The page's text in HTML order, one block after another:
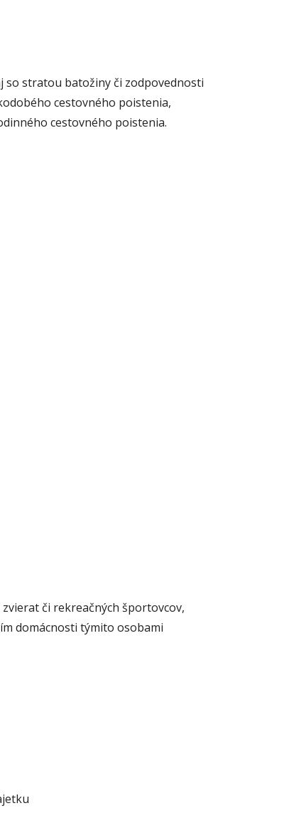
so stratou batožiny či zodpovednosti
cestovného poistenia,
cestovného poistenia.
či rekreačných športovcov,
domácnosti týmito osobami